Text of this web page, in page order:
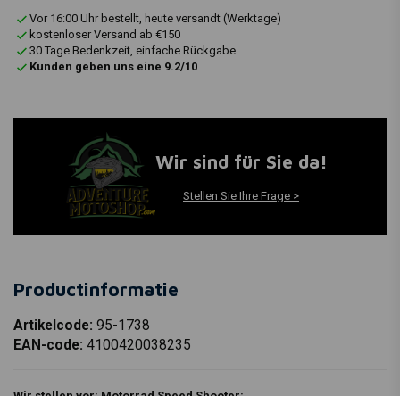
Vor 16:00 Uhr bestellt, heute versandt (Werktage)
kostenloser Versand ab €150
30 Tage Bedenkzeit, einfache Rückgabe
Kunden geben uns eine 9.2/10
Wir sind für Sie da!
Stellen Sie Ihre Frage >
Productinformatie
Artikelcode: 95-1738
EAN-code: 4100420038235